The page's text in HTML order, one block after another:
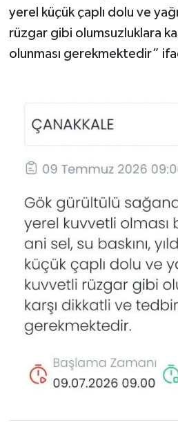
yerel küçük çaplı dolu ve
rüzgar gibi olumsuzluklara
olunması gerekmektedir”